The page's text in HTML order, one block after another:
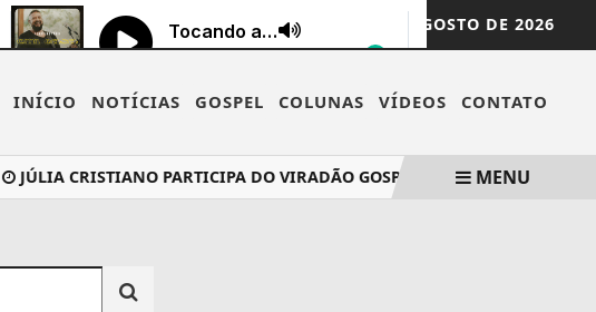
SEXTA-FEIRA, 07 DE AGOSTO DE 2026
INÍCIO NOTÍCIAS GOSPEL COLUNAS VÍDEOS CONTATO
JÚLIA CRISTIANO PARTICIPA DO VIRADÃO GOSPEL RIO E MINISTRA EM
MENU